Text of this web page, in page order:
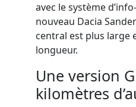
avec le système
nouveau Dacia
central est plus large
longueur.
Une version
kilomètres